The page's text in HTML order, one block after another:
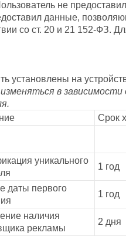
не
данные,
со ст. 20 и 21 152-ФЗ.
на
в
Срок
уникального
1 год
даты первого
1 год
наличия
рекламы
2 дня